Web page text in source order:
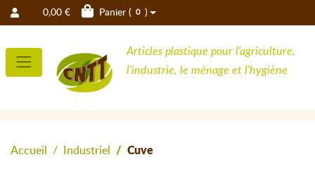
0,00 € Panier ( 0 )
Articles plastique pour l'agriculture,
l'industrie, le ménage et l'hygiène
Accueil Industriel Cuve